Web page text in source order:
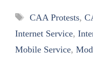
Tags
CAA Protests,
Internet Service,
Mobile Service,